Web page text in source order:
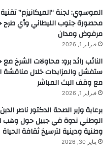
الموسوي: لجنة “الميكانيزم”
محصورة جنوب الليطاني وأي طرح
مرفوض ومدان
فبراير 1, 2026
النائب رائد برو: محاولات الشرخ
ستفشل والمزايدات خلال مناقشة
مع وقف البث المباشر
فبراير 1, 2026
برعاية وزير الصحة الدكتور ناصر
الوطني ندوة في جبيل حول وهب
وطنية ودينية لترسيخ ثقافة الحياة
يناير 30, 2026